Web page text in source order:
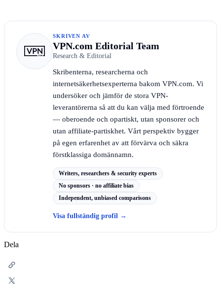
SKRIVEN AV
VPN.com Editorial Team
Research & Editorial
Skribenterna, researcherna och
internetsäkerhetsexperterna bakom VPN.com. Vi
undersöker och jämför de stora VPN-
leverantörerna så att du kan välja med förtroende
— oberoende och opartiskt, utan sponsorer och
utan affiliate-partiskhet. Vårt perspektiv bygger
på egen erfarenhet av att förvärva och säkra
förstklassiga domännamn.
Writers, researchers & security experts
No sponsors · no affiliate bias
Independent, unbiased comparisons
Visa fullständig profil →
Dela